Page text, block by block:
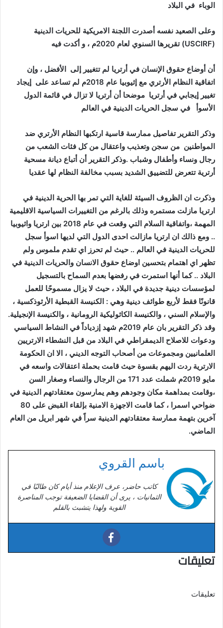
الوباء في البلاد
وعلى الصعيد نفسه أصدرت اللجنة الامريكية للحريات الدينية
(USCIRF) تقريرها السنوي لعام 2020م ، و أكدت فيه
أن أوضاع حقوق الإنسان في أرتريا لم تتغيير إلى الأفضل ، وإن
اتفاقية النظام الأرتري مع إثيوبيا عام 2018م لم تساعد على إيجاد
تغيير إيجابي في أرتريا موضحا أن أرتريا لا تزال في قائمة الدول
الأسوأ في سجل الحريات الدينية في العالم
وذكر التقرير تفاصيل ممارسة قاسية ارتكبها النظام الأرتري ضد
المواطنين من سجن وتعذيب واعتقال من كل فئات الشعب من
رجال ونساء وأطفال وشباب .وذكر التقرير أن أتباع ديانة مسحية
أرترية تتعرض للتضييق الشديد بسبب مخالفة النظام لها عقديا
وذكرت ان الظروف السيئة للغاية التي تمر بها الحرية الدينية في
ارتريا مازلت مستمره وذلك بالرغم من التغييرات السياسية الاقليمية
المهمة ،واتفاقية السلام التي وقعت في عام 2018 بين ارتريا واثيوبيا
.. ومع ذالك ان ارتريا مازالت احدى الدول التي لديها اسوأ سجل
للحريات الدينية في العالم .. حيث لم تحرز اي تقدم ملموس ولم
تظهر اي اهتمام بتحسين اوضاع حقوق الانسان والحريات الدينية في
البلاد .. كما أنها استمرت في رفضها بعدم السماح بالتسجيل
لمؤسسات دينية جديدة في البلاد ، حيث لا يزال مسموحًا للعمل
قانونًا فقط لأربع طوائف دينية وهي : الكنيسة القبطية الأرثوذكسية ،
والإسلام السني ، والكنيسة الكاثوليكية الرومانية ، والكنيسة الإنجيلية.
وقد ذكر التقرير بان عام 2019م شهد إزدياداً في النشاط السياسي
ودعوات للاصلاح الديمقراطي في البلاد من قبل النشطاء الارتريين
العلمانيين ومجموعات من أصحاب التوجه الديني ، الا ان الحكومة
الارترية ردت اليهم بقسوة حيث قامت بحملة اعتقالات واسعه في
مايو 2019م شملت عدد 171 من الرجال والنساء وصغار السن
،وقامت بمداهمة مكان وجودهم وهم يمارسون معتقادتهم الدينية في
ضواحي اسمرا ، كما قامت الاجهزة الامنية بإلقاء القبض على 80
آخرين بتهمة ممارسة معتقادتهم الدينية سراً في شهر ابريل من العام
الماضي.
باسم القروي
كاتب حاضر، عرف الإعلام منذ أيام كان طالبًا في
الثمانيات ، يرى أن القضايا الضعيفة توجب المناصرة
القوية ولهذا يتشبث بالقلم
تعليقات
تعليقات